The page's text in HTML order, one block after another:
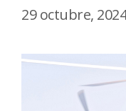
29 octubre, 2024